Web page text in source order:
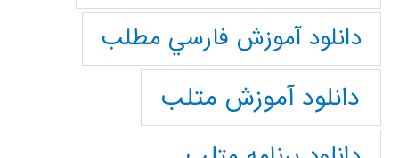
دانلود آموزش فارسي مطلب
دانلود آموزش متلب